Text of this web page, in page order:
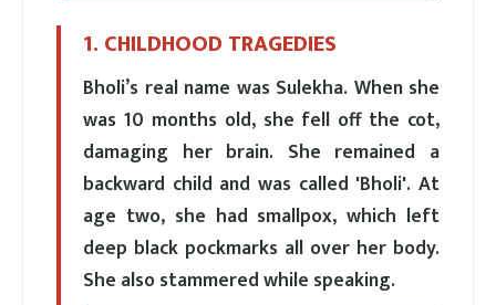
1. CHILDHOOD TRAGEDIES
Bholi’s real name was Sulekha. When she
was 10 months old, she fell off the cot,
damaging her brain. She remained a
backward child and was called 'Bholi'. At
age two, she had smallpox, which left
deep black pockmarks all over her body.
She also stammered while speaking.